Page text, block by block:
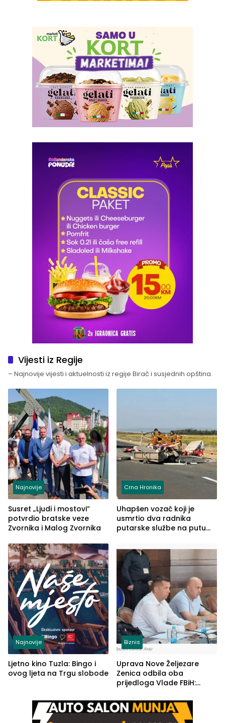
Vijesti iz Regije
– Najnovije vijesti i aktuelnosti iz regije Birač i susjednih opština.
Najnovije
Susret „Ljudi i mostovi“
potvrdio bratske veze
Zvornika i Malog Zvornika
Crna Hronika
Uhapšen vozač koji je
usmrtio dva radnika
putarske službe na putu
(FOTO)
Najnovije
Ljetno kino Tuzla: Bingo i
ovog ljeta na Trgu slobode
Biznis
Uprava Nove Željezare
Zenica odbila oba
prijedloga Vlade FBiH:
rješenje